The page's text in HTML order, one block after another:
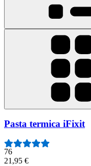
Pasta termica iFixit
76
21,95 €